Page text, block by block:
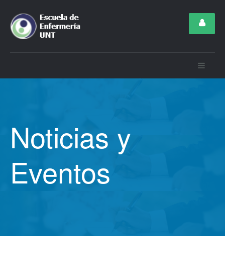
Noticias y
Eventos